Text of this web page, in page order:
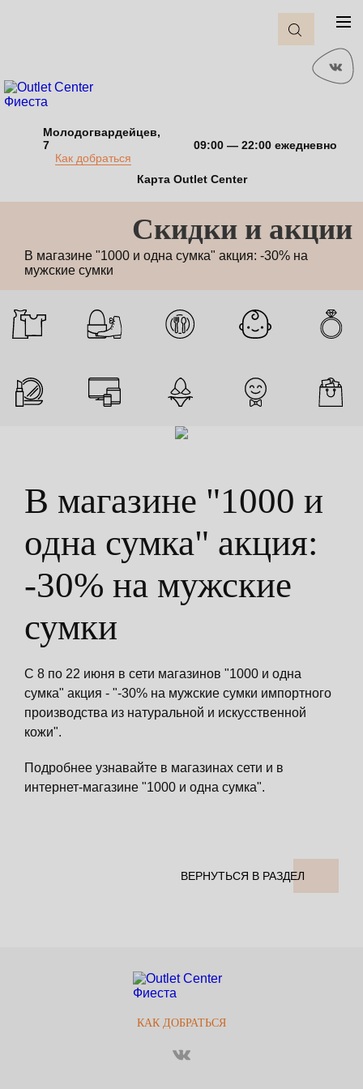
Молодогвардейцев,
7
Как добраться
09:00 — 22:00 ежедневно
Карта Outlet Center
Cкидки и акции
В магазине "1000 и одна сумка" акция: -30% на
мужские сумки
В магазине "1000 и
одна сумка" акция:
-30% на мужские
сумки
С 8 по 22 июня в сети магазинов "1000 и одна
сумка" акция - "-30% на мужские сумки импортного
производства из натуральной и искусственной
кожи".
Подробнее узнавайте в магазинах сети и в
интернет-магазине "1000 и одна сумка".
ВЕРНУТЬСЯ В РАЗДЕЛ
КАК ДОБРАТЬСЯ